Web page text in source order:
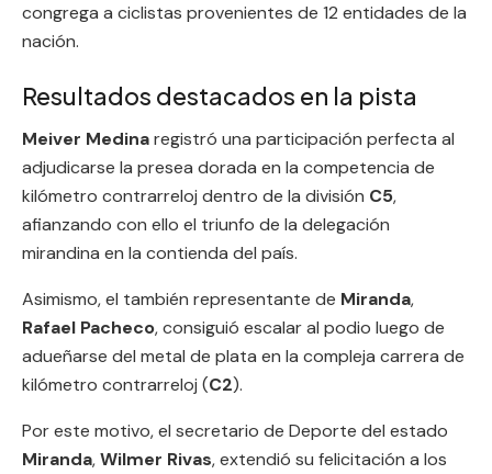
congrega a ciclistas provenientes de 12 entidades de la
nación.
Resultados destacados en la pista
Meiver Medinaregistró una participación perfecta al
adjudicarse la presea dorada en la competencia de
kilómetro contrarreloj dentro de la división C5,
afianzando con ello el triunfo de la delegación
mirandina en la contienda del país.
Asimismo, el también representante de Miranda,
Rafael Pacheco, consiguió escalar al podio luego de
adueñarse del metal de plata en la compleja carrera de
kilómetro contrarreloj (C2).
Por este motivo, el secretario de Deporte del estado
Miranda,Wilmer Rivas, extendió su felicitación a los